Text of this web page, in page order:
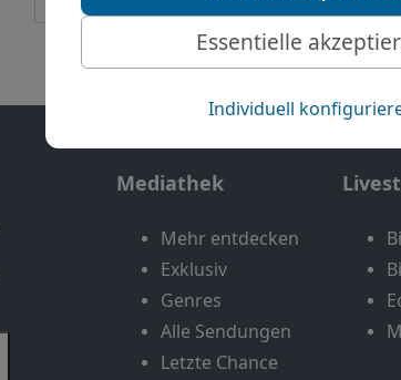
FEEDBACK SENDEN
Mediathek
Mehr entdecken
Exklusiv
Genres
Alle Sendungen
Letzte Chance